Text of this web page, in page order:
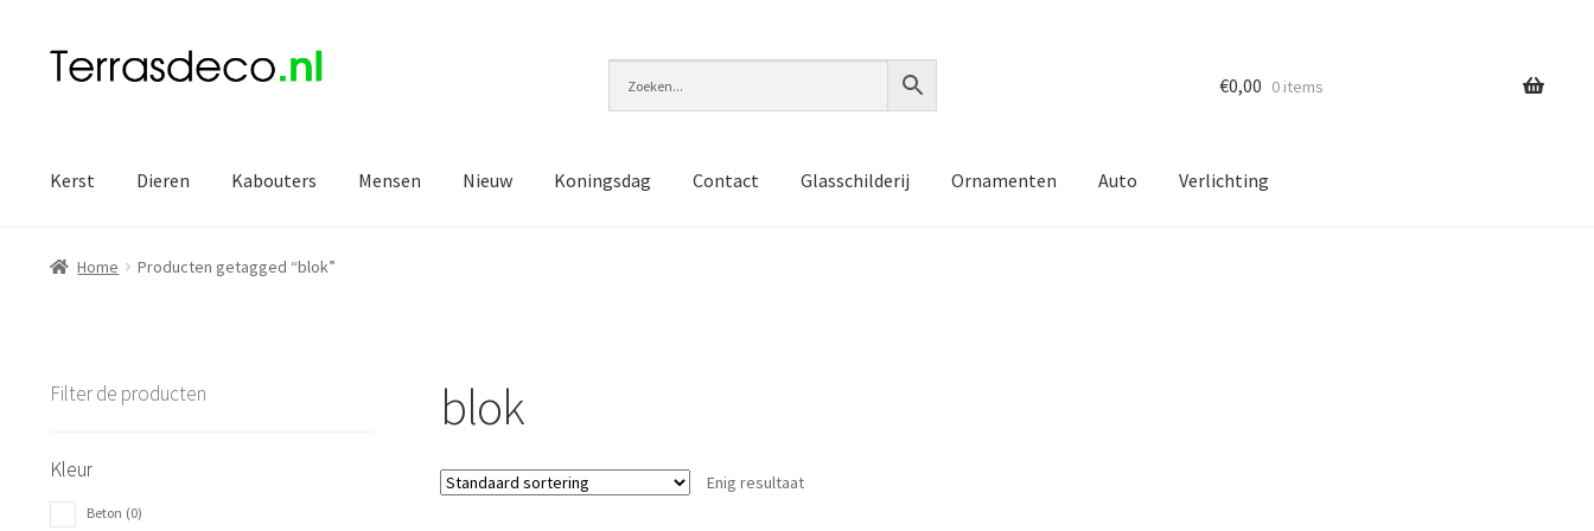
Ga
Ga
€0,00 0 items
Kerst Dieren Kabouters Mensen Nieuw Koningsdag Contact Glasschilderij Ornamenten Auto Verlichting
Home Producten getagged “blok”
blok
Enig resultaat
Filter de producten
Kleur
Beton (0)